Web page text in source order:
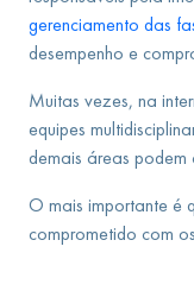
gerenciamento das
desempenho e
Muitas vezes, na
equipes
demais áreas podem
O mais importante é
comprometido com